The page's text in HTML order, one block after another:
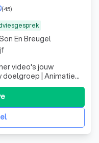
(45)
video's jouw
doelgroep | Animatie
En Breugel